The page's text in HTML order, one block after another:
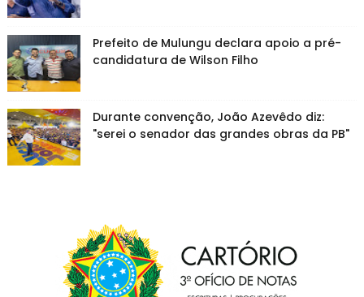
Prefeito de Mulungu declara apoio a pré-
candidatura de Wilson Filho
Durante convenção, João Azevêdo diz:
"serei o senador das grandes obras da PB"